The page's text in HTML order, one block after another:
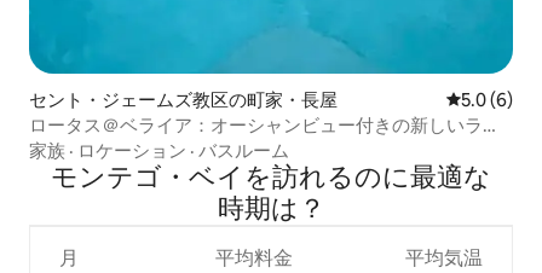
セント・ジェームズ教区の町家・長屋 レビュー6
5.0 (6)
ロータス＠ベライア：オーシャンビュー付きの新しいラグ
ジュアリーな宿泊先
家族 · ロケーション · バスルーム
モンテゴ・ベイを訪⁠れ⁠るの⁠に最⁠適⁠な
時⁠期⁠は⁠？
月 平均料金 平均気温